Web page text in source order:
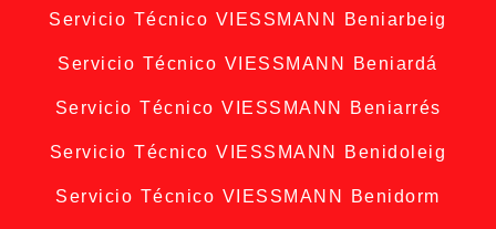
Servicio Técnico VIESSMANN Beniarbeig
Servicio Técnico VIESSMANN Beniardá
Servicio Técnico VIESSMANN Beniarrés
Servicio Técnico VIESSMANN Benidoleig
Servicio Técnico VIESSMANN Benidorm